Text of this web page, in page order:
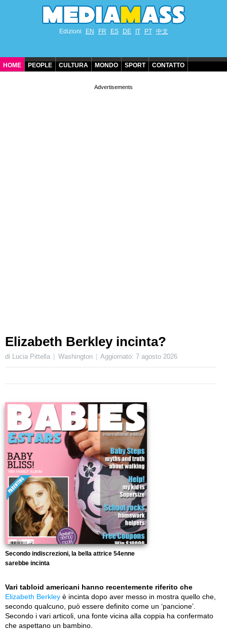
Edizioni EN FR ES DE IT PT 中文
HOME PEOPLE CULTURA MONDO SPORT CONTATTO
Elizabeth Berkley incinta?
di Lucia Pittella Washington Aggiornato: 7 agosto 2026
Secondo indiscrezioni, la bella attrice 54enne
sarebbe incinta
Vari tabloid americani hanno recentemente riferito che
Elizabeth Berkley è incinta dopo aver messo in mostra quello che,
secondo qualcuno, può essere definito come un ‘pancione’.
Secondo i vari articoli, una fonte vicina alla coppia ha confermato
che aspettano un bambino.